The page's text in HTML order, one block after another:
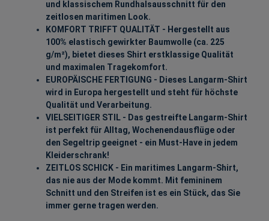
und klassischem Rundhalsausschnitt für den
zeitlosen maritimen Look.
KOMFORT TRIFFT QUALITÄT - Hergestellt aus
100% elastisch gewirkter Baumwolle (ca. 225
g/m²), bietet dieses Shirt erstklassige Qualität
und maximalen Tragekomfort.
EUROPÄISCHE FERTIGUNG - Dieses Langarm-Shirt
wird in Europa hergestellt und steht für höchste
Qualität und Verarbeitung.
VIELSEITIGER STIL - Das gestreifte Langarm-Shirt
ist perfekt für Alltag, Wochenendausflüge oder
den Segeltrip geeignet - ein Must-Have in jedem
Kleiderschrank!
ZEITLOS SCHICK - Ein maritimes Langarm-Shirt,
das nie aus der Mode kommt. Mit femininem
Schnitt und den Streifen ist es ein Stück, das Sie
immer gerne tragen werden.